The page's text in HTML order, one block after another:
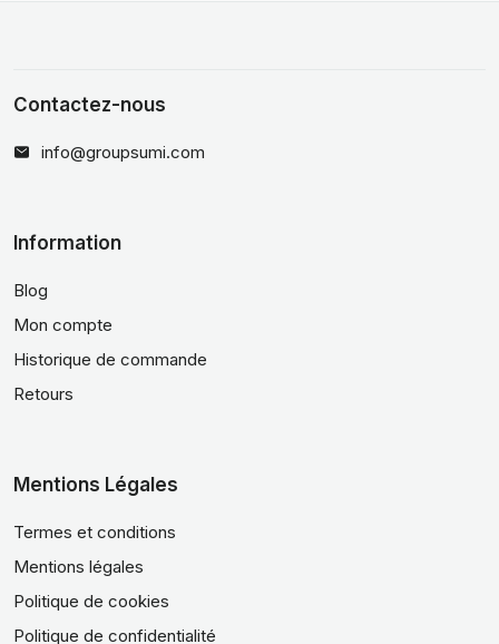
Contactez-nous
info@groupsumi.com
Information
Blog
Mon compte
Historique de commande
Retours
Mentions Légales
Termes et conditions
Mentions légales
Politique de cookies
Politique de confidentialité